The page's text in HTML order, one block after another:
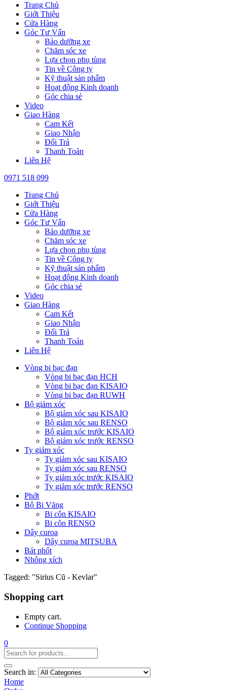
Trang Chủ
Giới Thiệu
Cửa Hàng
Góc Tư Vấn
Bảo dưỡng xe
Chăm sóc xe
Lựa chọn phụ tùng
Tin về Công ty
Kỹ thuật sản phẩm
Hoạt động Kinh doanh
Góc chia sẻ
Video
Giao Hàng
Cam Kết
Giao Nhận
Đổi Trả
Thanh Toán
Liên Hệ
0971 518 099
Trang Chủ
Giới Thiệu
Cửa Hàng
Góc Tư Vấn
Bảo dưỡng xe
Chăm sóc xe
Lựa chọn phụ tùng
Tin về Công ty
Kỹ thuật sản phẩm
Hoạt động Kinh doanh
Góc chia sẻ
Video
Giao Hàng
Cam Kết
Giao Nhận
Đổi Trả
Thanh Toán
Liên Hệ
Vòng bi bạc đạn
Vòng bi bạc đạn HCH
Vòng bi bạc đạn KISAIO
Vòng bi bạc đạn RUWH
Bộ giảm xóc
Bộ giảm xóc sau KISAIO
Bộ giảm xóc sau RENSO
Bộ giảm xóc trước KISAIO
Bộ giảm xóc trước RENSO
Ty giảm xóc
Ty giảm xóc sau KISAIO
Ty giảm xóc sau RENSO
Ty giảm xóc trước KISAIO
Ty giảm xóc trước RENSO
Phớt
Bộ Bi Văng
Bi côn KISAIO
Bi côn RENSO
Dây curoa
Dây curoa MITSUBA
Bát phốt
Nhông xích
Tagged: "Sirius Cũ - Kevlar"
Shopping cart
Empty cart.
Continue Shopping
0
Search in:
Home